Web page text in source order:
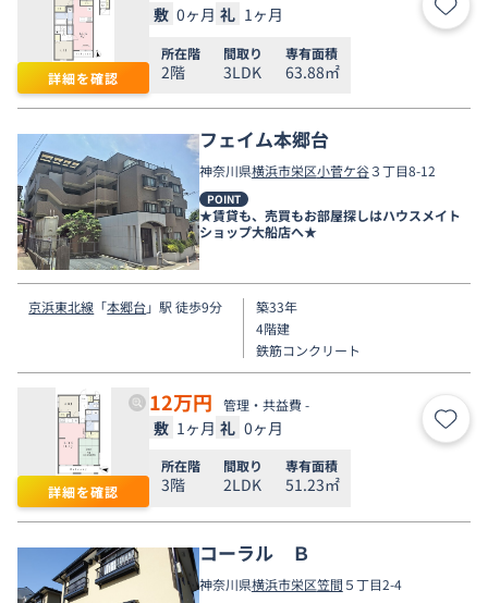
詳細を確認
敷 0ヶ月 礼 1ヶ月 お気
所在階
2階
間取り
3LDK
専有面積
63.88㎡
フェイム本郷台
神奈川県横浜市栄区小菅ケ谷３丁目8-12
POINT
★賃貸も、売買もお部屋探しはハウスメイト
ショップ大船店へ★
京浜東北線 「本郷台」駅 徒歩9分
築33年
4階建
鉄筋コンクリート
詳細を確認
12万円 管理・共益費 -
敷 1ヶ月 礼 0ヶ月 お気
所在階
3階
間取り
2LDK
専有面積
51.23㎡
コーラル Ｂ
神奈川県横浜市栄区笠間５丁目2-4